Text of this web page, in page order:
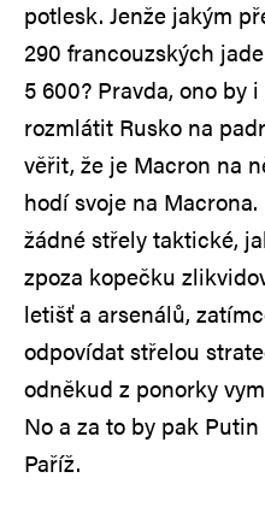
potlesk. Jenže jakým
290 francouzských
5 600? Pravda, ono by
rozmlátit Rusko na
věřit, že je Macron na
hodí svoje na
žádné střely taktické,
zpoza kopečku
letišť a arsenálů,
odpovídat střelou
odněkud z ponorky
No a za to by pak
Paříž.